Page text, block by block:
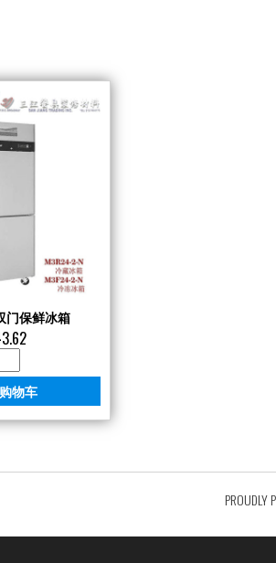
门保鲜冰箱
物车
PROUDLY